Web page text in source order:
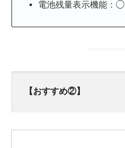
電池残量表示機能：◯
【おすすめ②】